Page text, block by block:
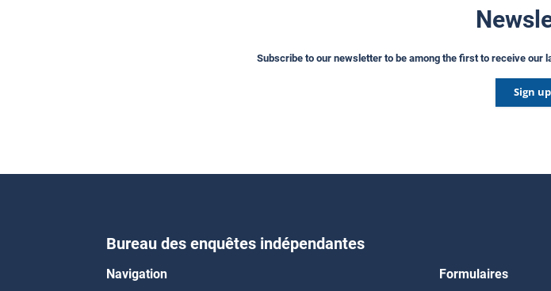
Subscribe to our newsletter to be among the first to receive
Sign up
Bureau des enquêtes indépendantes
Navigation Formulaires